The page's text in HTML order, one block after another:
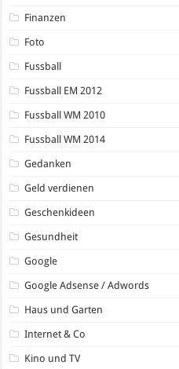
Finanzen
Foto
Fussball
Fussball EM 2012
Fussball WM 2010
Fussball WM 2014
Gedanken
Geld verdienen
Geschenkideen
Gesundheit
Google
Google Adsense / Adwords
Haus und Garten
Internet & Co
Kino und TV